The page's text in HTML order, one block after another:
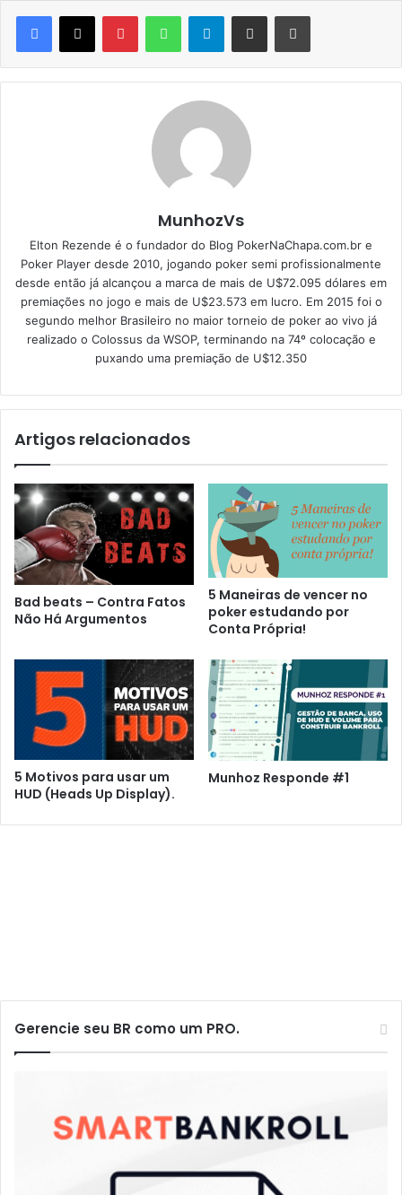
MunhozVs
Elton Rezende é o fundador do Blog PokerNaChapa.com.br e
Poker Player desde 2010, jogando poker semi profissionalmente
desde então já alcançou a marca de mais de U$72.095 dólares em
premiações no jogo e mais de U$23.573 em lucro. Em 2015 foi o
segundo melhor Brasileiro no maior torneio de poker ao vivo já
realizado o Colossus da WSOP, terminando na 74º colocação e
puxando uma premiação de U$12.350
Artigos relacionados
Bad beats – Contra Fatos
Não Há Argumentos
5 Maneiras de vencer no
poker estudando por
Conta Própria!
5 Motivos para usar um
HUD (Heads Up Display).
Munhoz Responde #1
Gerencie seu BR como um PRO.